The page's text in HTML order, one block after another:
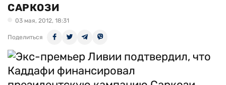
САРКОЗИ
03 мая, 2012, 18:31
Поделиться